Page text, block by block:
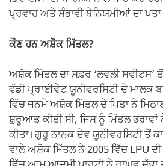
ਪ੍ਰਵਾਹ ਅਤੇ ਸੰਭਾਵੀ ਬੇਨਿਯਮੀਆਂ ਦਾ
ਕੌਣ ਹਨ ਅਸ਼ੋਕ ਮਿੱਤਲ?
ਅਸ਼ੋਕ ਮਿੱਤਲ ਦਾ ਸਫ਼ਰ ‘ਲਵਲੀ ਸਵੀਟਸ’
ਵੱਡੀ ਪ੍ਰਾਈਵੇਟ ਯੂਨੀਵਰਸਿਟੀ ਦੇ ਮਾਲਕ
ਵਿੱਚ ਜਨਮੇ ਅਸ਼ੋਕ ਮਿੱਤਲ ਦੇ ਪਿਤਾ ਨੇ
ਸ਼ੁਰੂਆਤ ਕੀਤੀ ਸੀ, ਜਿਸ ਨੂੰ ਮਿੱਤਲ
ਕੀਤਾ। ਗੁਰੂ ਨਾਨਕ ਦੇਵ ਯੂਨੀਵਰਸਿਟੀ ਤੋਂ
ਵਾਲੇ ਅਸ਼ੋਕ ਮਿੱਤਲ ਨੇ 2005 ਵਿੱਚ LPU ਦੀ